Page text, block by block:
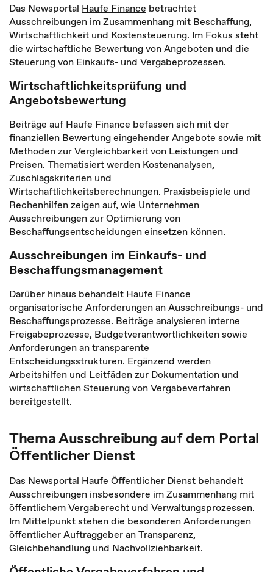
Das Newsportal Haufe Finance betrachtet
Ausschreibungen im Zusammenhang mit Beschaffung,
Wirtschaftlichkeit und Kostensteuerung. Im Fokus steht
die wirtschaftliche Bewertung von Angeboten und die
Steuerung von Einkaufs- und Vergabeprozessen.
Wirtschaftlichkeitsprüfung und
Angebotsbewertung
Beiträge auf Haufe Finance befassen sich mit der
finanziellen Bewertung eingehender Angebote sowie mit
Methoden zur Vergleichbarkeit von Leistungen und
Preisen. Thematisiert werden Kostenanalysen,
Zuschlagskriterien und
Wirtschaftlichkeitsberechnungen. Praxisbeispiele und
Rechenhilfen zeigen auf, wie Unternehmen
Ausschreibungen zur Optimierung von
Beschaffungsentscheidungen einsetzen können.
Ausschreibungen im Einkaufs- und
Beschaffungsmanagement
Darüber hinaus behandelt Haufe Finance
organisatorische Anforderungen an Ausschreibungs- und
Beschaffungsprozesse. Beiträge analysieren interne
Freigabeprozesse, Budgetverantwortlichkeiten sowie
Anforderungen an transparente
Entscheidungsstrukturen. Ergänzend werden
Arbeitshilfen und Leitfäden zur Dokumentation und
wirtschaftlichen Steuerung von Vergabeverfahren
bereitgestellt.
Thema Ausschreibung auf dem Portal
Öffentlicher Dienst
Das Newsportal Haufe Öffentlicher Dienst behandelt
Ausschreibungen insbesondere im Zusammenhang mit
öffentlichem Vergaberecht und Verwaltungsprozessen.
Im Mittelpunkt stehen die besonderen Anforderungen
öffentlicher Auftraggeber an Transparenz,
Gleichbehandlung und Nachvollziehbarkeit.